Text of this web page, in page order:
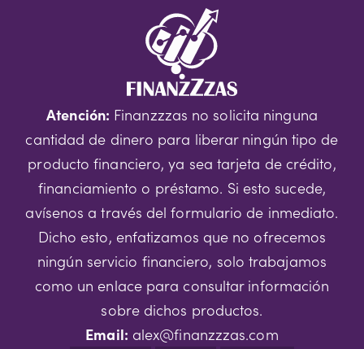
Atención: Finanzzzas no solicita ninguna
cantidad de dinero para liberar ningún tipo de
producto financiero, ya sea tarjeta de crédito,
financiamiento o préstamo. Si esto sucede,
avísenos a través del formulario de inmediato.
Dicho esto, enfatizamos que no ofrecemos
ningún servicio financiero, solo trabajamos
como un enlace para consultar información
sobre dichos productos.
Email: alex@finanzzzas.com